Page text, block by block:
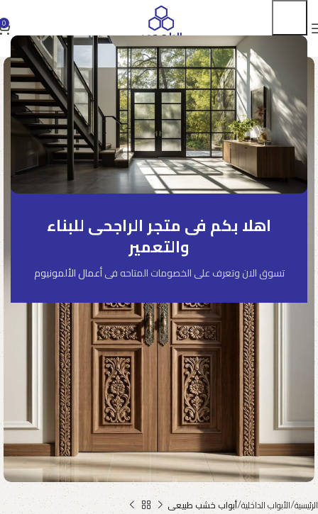
اهلا بكم فى متجر الراجحى للبناء
والتعمير
تسوق الان وتعرف على الخصومات المتاحه فىأعمال الألمونيوم
0
الرئيسية الأبواب الداخلية أبواب خشب طبيعى